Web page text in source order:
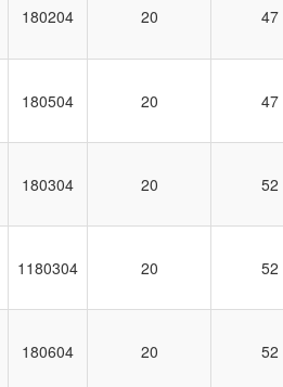
180204 20 47
180504 20 47
180304 20 52
1180304 20 52
180604 20 52